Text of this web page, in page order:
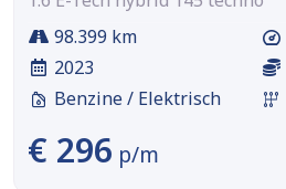
98.399 km
2023
Benzine / Elektrisch
€ 296 p/m